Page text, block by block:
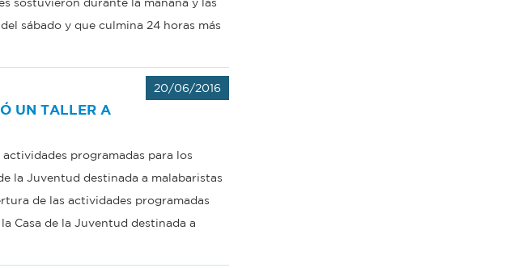
sábado y que culmina 24 horas más
20/06/2016
UN TALLER A
programadas para los
la Juventud destinada a malabaristas
de las actividades programadas
Casa de la Juventud destinada a